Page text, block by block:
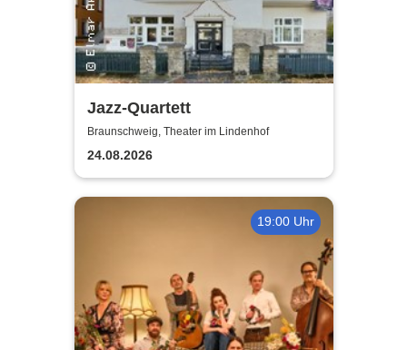
Jazz-Quartett
Braunschweig, Theater im Lindenhof
24.08.2026
19:00 Uhr